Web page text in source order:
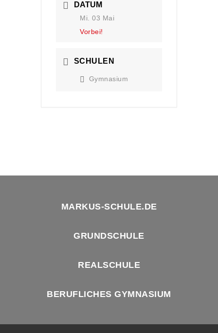
DATUM
Mi. 03 Mai
Vorbei!
SCHULEN
Gymnasium
MARKUS-SCHULE.DE
GRUNDSCHULE
REALSCHULE
BERUFLICHES GYMNASIUM